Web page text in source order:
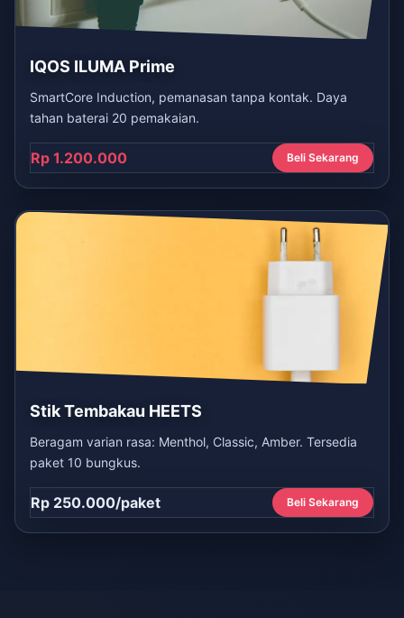
IQOS ILUMA Prime
SmartCore Induction, pemanasan tanpa kontak. Daya
tahan baterai 20 pemakaian.
Rp 1.200.000 Beli Sekarang
Stik Tembakau HEETS
Beragam varian rasa: Menthol, Classic, Amber. Tersedia
paket 10 bungkus.
Rp 250.000/paket Beli Sekarang